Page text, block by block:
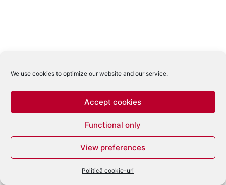
We use cookies to optimize our website and our service.
Accept cookies
Functional only
View preferences
Politică cookie-uri